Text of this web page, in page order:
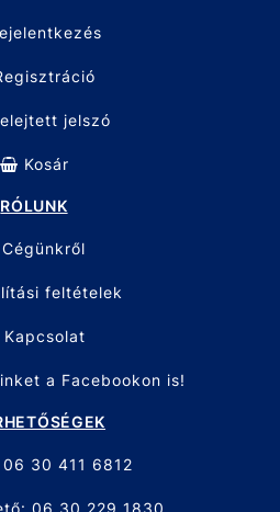
jelszó
Kosár
RÓLUNK
Cégünkről
feltételek
Kapcsolat
a Facebookon is!
30 411 6812
06 30 229 1830